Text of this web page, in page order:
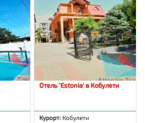
Отель 'Estonia' в Кобулети
Курорт: Кобулети